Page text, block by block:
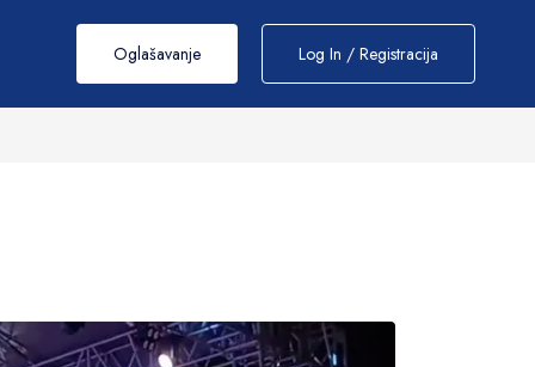
Oglašavanje Log In / Registracija